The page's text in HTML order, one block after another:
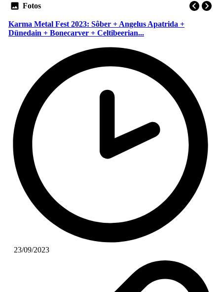
Fotos
Karma Metal Fest 2023: Sôber + Angelus Apatrida +
Dünedain + Bonecarver + Celtibeerian...
23/09/2023